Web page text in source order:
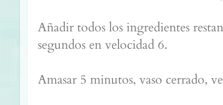
Añadir todos los ingredientes
segundos en velocidad 6.
Amasar 5 minutos, vaso cerrado,